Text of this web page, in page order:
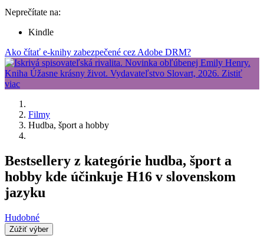
Neprečítate na:
Kindle
Ako čítať e-knihy zabezpečené cez Adobe DRM?
Filmy
Hudba, šport a hobby
Bestsellery z kategórie hudba, šport a
hobby kde účinkuje H16 v slovenskom
jazyku
Hudobné
Zúžiť výber